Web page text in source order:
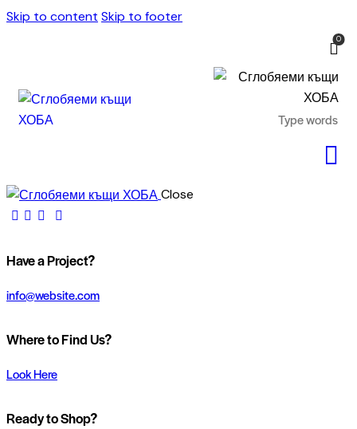
Skip to content Skip to footer
0
Close
Have a Project?
info@website.com
Where to Find Us?
Look Here
Ready to Shop?